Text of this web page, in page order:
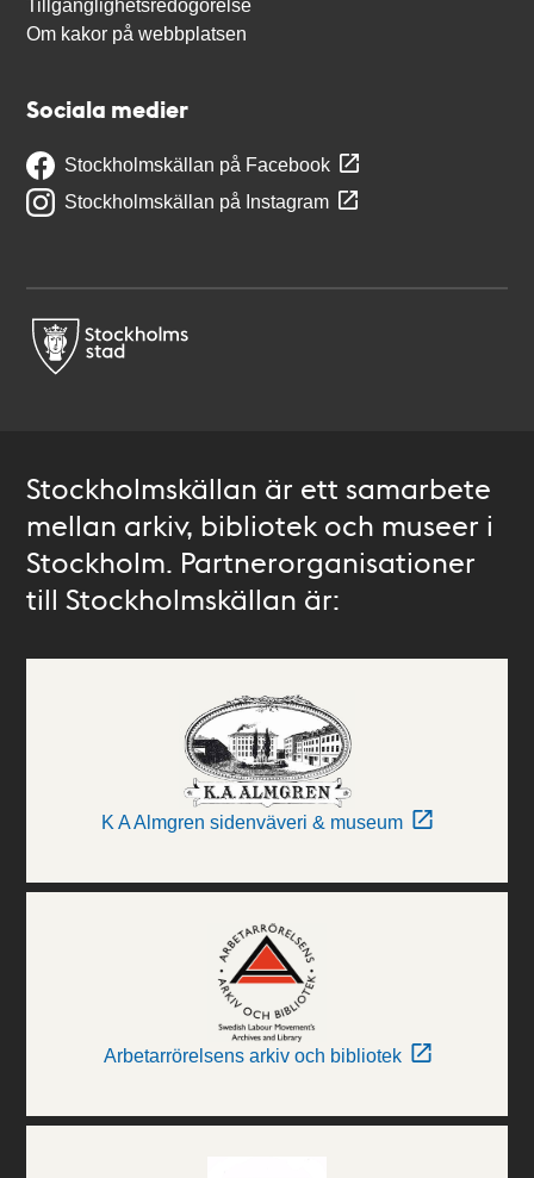
Tillgänglighetsredogörelse
Om kakor på webbplatsen
Sociala medier
Stockholmskällan på Facebook
Stockholmskällan på Instagram
Stockholmskällan är ett samarbete
mellan arkiv, bibliotek och museer i
Stockholm. Partnerorganisationer
till Stockholmskällan är:
K A Almgren sidenväveri & museum
Arbetarrörelsens arkiv och bibliotek